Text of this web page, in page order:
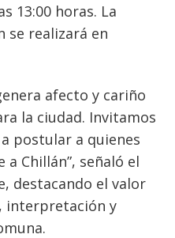
13:00 horas. La
se realizará en
afecto y cariño
la ciudad. Invitamos
postular a quienes
Chillán”, señaló el
destacando el valor
interpretación y